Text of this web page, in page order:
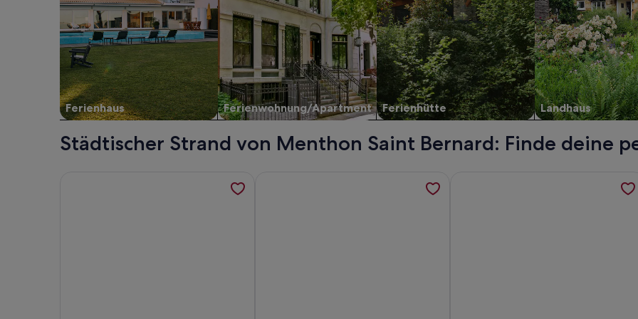
Ferienhaus Ferienwohnung/Apartment Ferienhütte Landhaus
Städtischer Strand von Menthon Saint Bernard: Finde deine